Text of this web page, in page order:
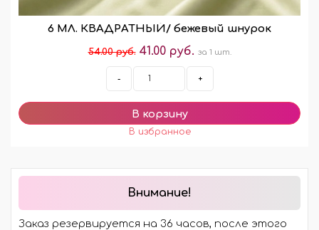
6 МЛ. КВАДРАТНЫЙ/ бежевый шнурок
54.00 руб. 41.00 руб. за 1 шт.
- +
Внимание!
Заказ резервируется на 36 часов, после этого